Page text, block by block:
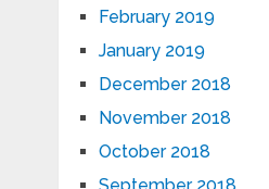
February 2019
January 2019
December 2018
November 2018
October 2018